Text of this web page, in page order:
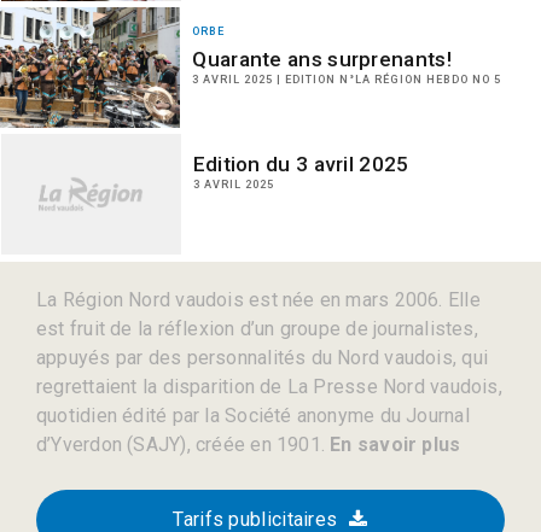
ORBE
Quarante ans surprenants!
3 AVRIL 2025 | EDITION N°LA RÉGION HEBDO NO 5
Edition du 3 avril 2025
3 AVRIL 2025
La Région Nord vaudois est née en mars 2006. Elle
est fruit de la réflexion d’un groupe de journalistes,
appuyés par des personnalités du Nord vaudois, qui
regrettaient la disparition de La Presse Nord vaudois,
quotidien édité par la Société anonyme du Journal
d’Yverdon (SAJY), créée en 1901. En savoir plus
Tarifs publicitaires